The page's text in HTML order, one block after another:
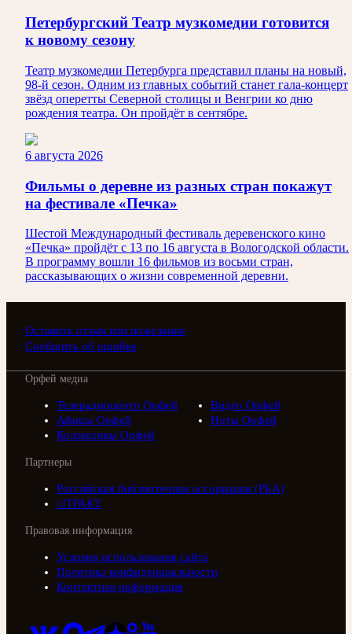
Петербургский Театр музкомедии готовится
к новому сезону
Театр музкомедии Петербурга представил планы на новый,
98-й сезон. Одним из главных событий станет гала-концерт
звёзд оперетты Северной столицы и Венгрии ко дню
рождения театра. Он пройдёт в сентябре.
6 августа 2026
Фильмы о деревне из разных стран покажут
на фестивале «Печка»
Шестой Международный фестиваль деревенского кино
«Печка» пройдёт с 13 по 16 августа в Вологодской области.
В программу вошли 16 фильмов из восьми стран,
рассказывающих о жизни современной деревни.
Оставить отзыв или пожелание
Сообщить об ошибке
Орфей медиа
Телерадиоцентр Орфей
Видео Орфей
Афиша Орфей
Ноты Орфей
Коллективы Орфей
Партнеры
Российская библиотечная ассоциация (РБА)
///ТРАКТ
Правовая информация
Условия использования сайта
Политика конфиденциальности
Контактная информация